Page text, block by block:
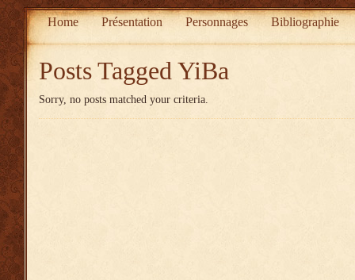
Home Présentation Personnages Bibliographie
Posts Tagged YiBa
Sorry, no posts matched your criteria.